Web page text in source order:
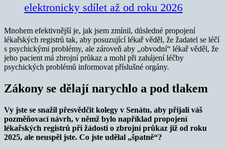
elektronicky sdílet až od roku 2026
Mnohem efektivnější je, jak jsem zmínil, důsledné propojení
lékařských registrů tak, aby posuzující lékař věděl, že žadatel se léčí
s psychickými problémy, ale zároveň aby „obvodní“ lékař věděl, že
jeho pacient má zbrojní průkaz a mohl při zahájení léčby
psychických problémů informovat příslušné orgány.
Zákony se dělají narychlo a pod tlakem
Vy jste se snažil přesvědčit kolegy v Senátu, aby přijali váš
pozměňovací návrh, v němž bylo například propojení
lékařských registrů při žádosti o zbrojní průkaz již od roku
2025, ale neuspěl jste. Co jste udělal „špatně“?